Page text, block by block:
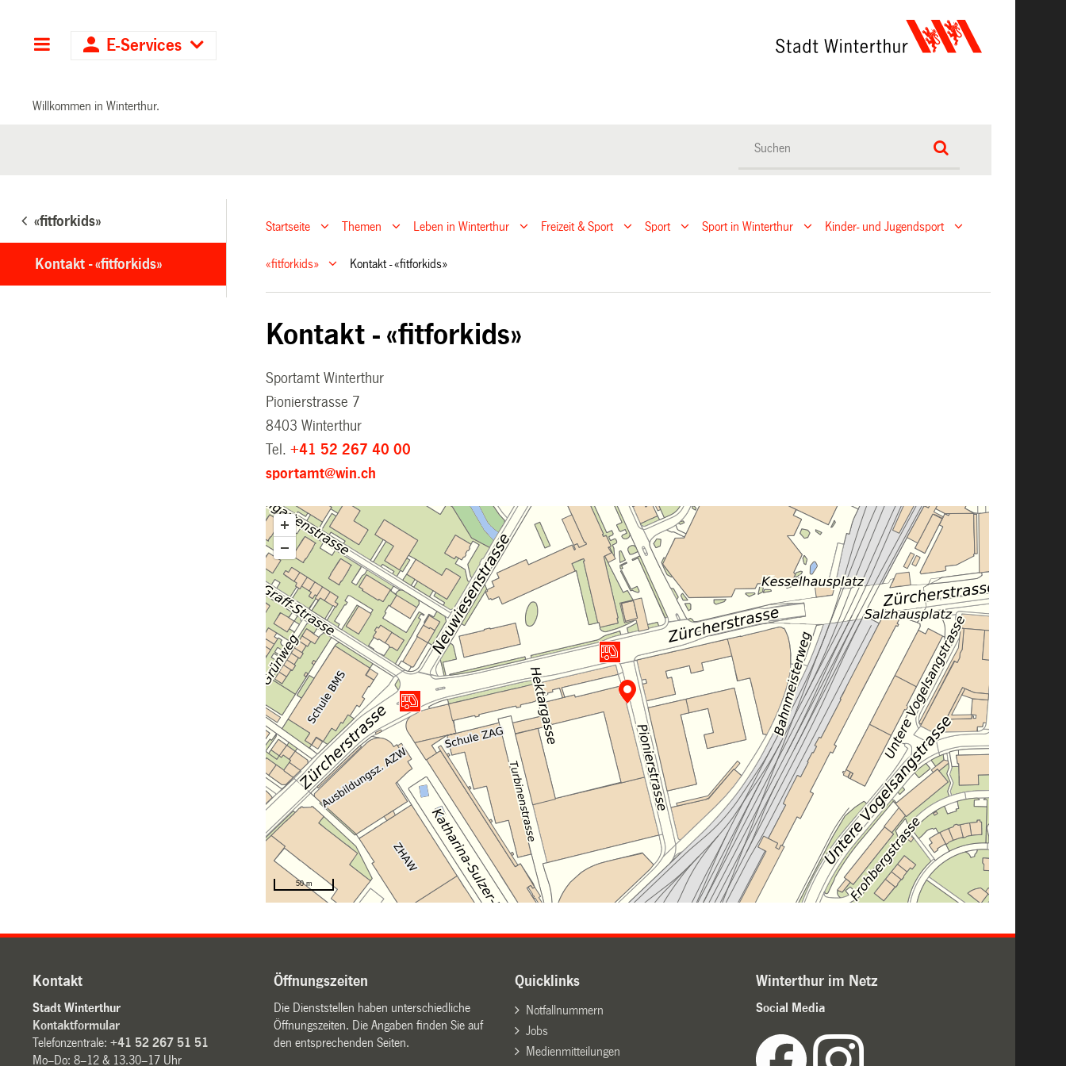
Hauptnavigation
E-Services
Willkommen in Winterthur.
«fitforkids»
Kontakt - «fitforkids»
Startseite Themen Leben in Winterthur Freizeit & Sport Sport Sport in Winterthur Kinder- und Jugendsport
«fitforkids» Kontakt - «fitforkids»
Kontakt - «fitforkids»
Sportamt Winterthur
Pionierstrasse 7
8403 Winterthur
Tel.+41 52 267 40 00
sportamt@win.ch
Kontakt
Stadt Winterthur
Kontaktformular
Telefonzentrale:+41 52 267 51 51
Mo–Do: 8–12 & 13.30–17 Uhr
Öffnungszeiten
Die Dienststellen haben unterschiedliche
Öffnungszeiten. Die Angaben finden Sie auf
den entsprechenden Seiten.
Quicklinks
Notfallnummern
Jobs
Medienmitteilungen
Winterthur im Netz
Social Media